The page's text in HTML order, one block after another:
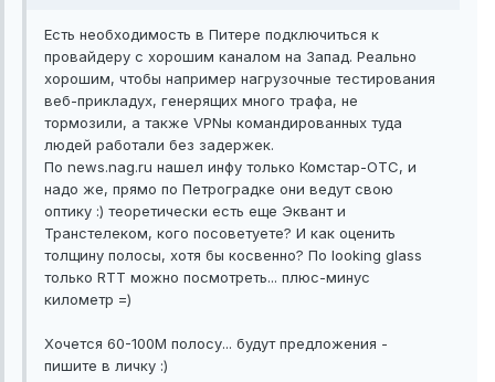
Есть необходимость в Питере подключиться к
провайдеру с хорошим каналом на Запад. Реально
хорошим, чтобы например нагрузочные тестирования
веб-прикладух, генерящих много трафа, не
тормозили, а также VPNы командированных туда
людей работали без задержек.
По news.nag.ru нашел инфу только Комстар-ОТС, и
надо же, прямо по Петроградке они ведут свою
оптику :) теоретически есть еще Эквант и
Транстелеком, кого посоветуете? И как оценить
толщину полосы, хотя бы косвенно? По looking glass
только RTT можно посмотреть... плюс-минус
километр =)
Хочется 60-100М полосу... будут предложения -
пишите в личку :)